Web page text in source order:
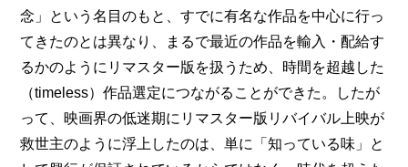
念」という名目のもと、すでに有名な作品を中心に行っ
てきたのとは異なり、まるで最近の作品を輸入・配給す
るかのようにリマスター版を扱うため、時間を超越した
（timeless）作品選定につながることができた。したが
って、映画界の低迷期にリマスター版リバイバル上映が
救世主のように浮上したのは、単に「知っている味」と